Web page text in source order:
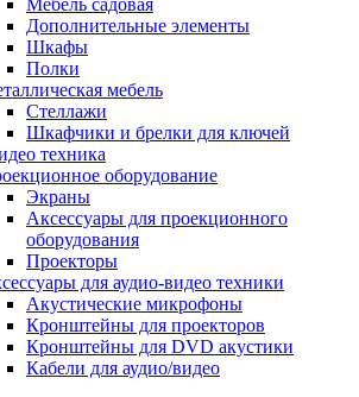
Мебель садовая
Дополнительные элементы
Шкафы
Полки
мебель
Стеллажи
Шкафчики и брелки для ключей
техника
оборудование
Экраны
Аксессуары для проекционного
оборудования
Проекторы
для аудио-видео техники
Акустические микрофоны
Кронштейны для проекторов
Кронштейны для DVD акустики
Кабели для аудио/видео